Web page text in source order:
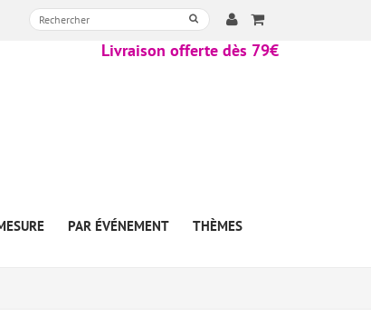
Livraison offerte dès 79€
PAR ÉVÉNEMENT THÈMES